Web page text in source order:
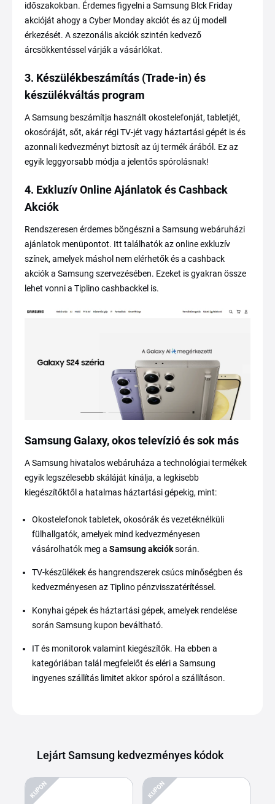
időszakokban. Érdemes figyelni a Samsung Blck Friday
akcióját ahogy a Cyber Monday akciót és az új modell
érkezését. A szezonális akciók szintén kedvező
árcsökkentéssel várják a vásárlókat.
3. Készülékbeszámítás (Trade-in) és
készülékváltás program
A Samsung beszámítja használt okostelefonját, tabletjét,
okosóráját, sőt, akár régi TV-jét vagy háztartási gépét is és
azonnali kedvezményt biztosít az új termék árából. Ez az
egyik leggyorsabb módja a jelentős spórolásnak!
4. Exkluzív Online Ajánlatok és Cashback
Akciók
Rendszeresen érdemes böngészni a Samsung webáruházi
ajánlatok menüpontot. Itt találhatók az online exkluzív
színek, amelyek máshol nem elérhetők és a cashback
akciók a Samsung szervezésében. Ezeket is gyakran össze
lehet vonni a Tiplino cashbackkel is.
Samsung Galaxy, okos televízió és sok más
A Samsung hivatalos webáruháza a technológiai termékek
egyik legszélesebb skáláját kínálja, a legkisebb
kiegészítőktől a hatalmas háztartási gépekig, mint:
Okostelefonok tabletek, okosórák és vezetéknélküli
fülhallgatók, amelyek mind kedvezményesen
vásárolhatók meg a Samsung akcióksorán.
TV-készülékek és hangrendszerek csúcs minőségben és
kedvezményesen az Tiplino pénzvisszatérítéssel.
Konyhai gépek és háztartási gépek, amelyek rendelése
során Samsung kupon beváltható.
IT és monitorok valamint kiegészítők. Ha ebben a
kategóriában talál megfelelőt és eléri a Samsung
ingyenes szállítás limitet akkor spórol a szállításon.
Lejárt Samsung kedvezményes kódok
KUPON KUPON